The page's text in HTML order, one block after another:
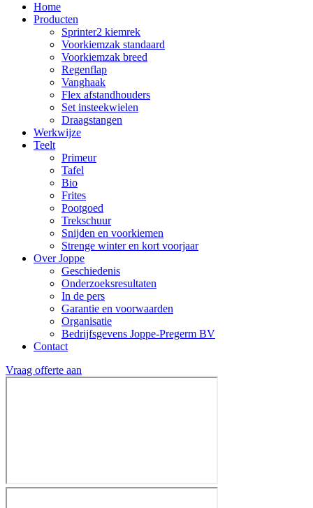
Home
Producten
Sprinter2 kiemrek
Voorkiemzak standaard
Voorkiemzak breed
Regenflap
Vanghaak
Flex afstandhouders
Set insteekwielen
Draagstangen
Werkwijze
Teelt
Primeur
Tafel
Bio
Frites
Pootgoed
Trekschuur
Snijden en voorkiemen
Strenge winter en kort voorjaar
Over Joppe
Geschiedenis
Onderzoeksresultaten
In de pers
Garantie en voorwaarden
Organisatie
Bedrijfsgevens Joppe-Pregerm BV
Contact
Vraag offerte aan